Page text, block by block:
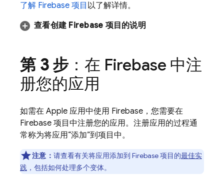
了解 Firebase 项目 以了解详情。
查看创建 Firebase 项目的说明
第 3 步 ：在 Firebase 中注
册您的应用
如需在 Apple 应用中使用 Firebase，您需要在
Firebase 项目中注册您的应用。注册应用的过程通
常称为将应用“添加”到项目中。
注意： 请查看有关将应用添加到 Firebase 项目的最佳实
践 ，包括如何处理多个变体。